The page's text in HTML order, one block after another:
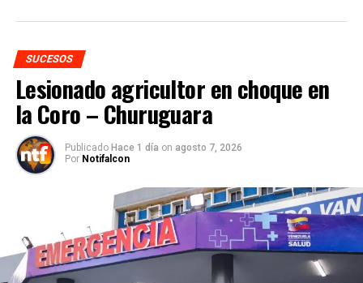
SUCESOS
Lesionado agricultor en choque en
la Coro – Churuguara
Publicado Hace 1 día on agosto 7, 2026
Por Notifalcon